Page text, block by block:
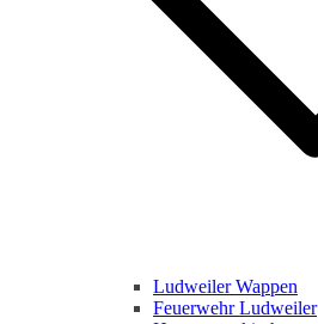
Ludweiler Wappen
Feuerwehr Ludweiler